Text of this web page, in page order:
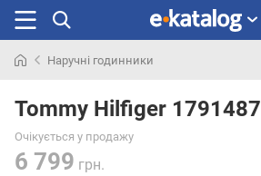
раніше
Наручні годинники
Tommy Hilfiger 1791487
Очікується у продажу
6 799 грн.